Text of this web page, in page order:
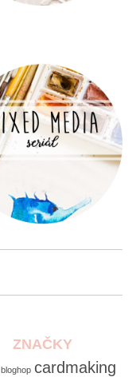
ZNAČKY
bloghop cardmaking